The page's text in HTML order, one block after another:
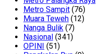
Metro Sampit (76)
Muara Teweh (12)
Nanga Bulik (7)
Nasional (341)
OPINI (51)